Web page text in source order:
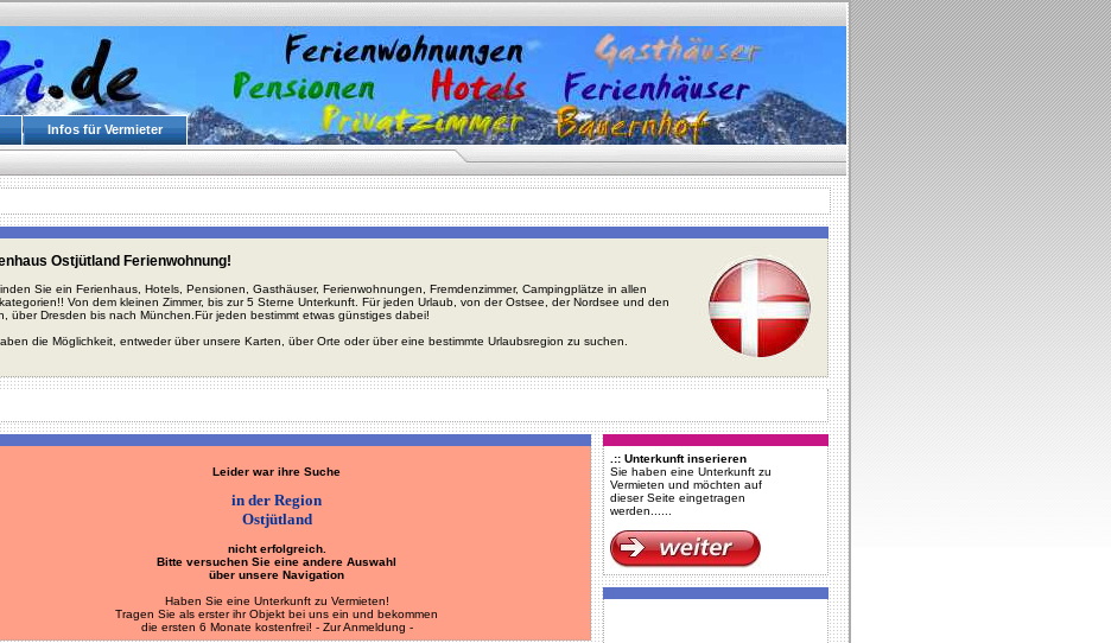
Infos für Vermieter
Ostjütland Ferienwohnung!
Sie ein Ferienhaus, Hotels, Pensionen, Gasthäuser, Ferienwohnungen, Fremdenzimmer, Campingplätze in allen
Von dem kleinen Zimmer, bis zur 5 Sterne Unterkunft. Für jeden Urlaub, von der Ostsee, der Nordsee und den
über Dresden bis nach München.Für jeden bestimmt etwas günstiges dabei!
die Möglichkeit, entweder über unsere Karten, über Orte oder über eine bestimmte Urlaubsregion zu suchen.
Leider war ihre Suche
in der Region
Ostjütland
nicht erfolgreich.
Bitte versuchen Sie eine andere Auswahl
über unsere Navigation
Haben Sie eine Unterkunft zu Vermieten!
Tragen Sie als erster ihr Objekt bei uns ein und bekommen
die ersten 6 Monate kostenfrei! - Zur Anmeldung -
.:: Unterkunft inserieren
Sie haben eine Unterkunft zu
Vermieten und möchten auf
dieser Seite eingetragen
werden......